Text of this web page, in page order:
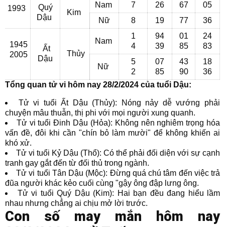
1993
Quý
Dậu
Kim
Nam 7 26 67
05
Nữ
8 19 77 36
1945
2005
Ất
Dậu
Thủy
Nam
1
4
94
39
01
85
24
83
Nữ
5
2
07
85
43
90
18
36
Tổng quan tử vi hôm nay 28/2/2024 của tuổi Dậu:
Tử vi tuổi Ất Dậu (Thủy): Nóng nảy dễ vướng phải
chuyện mâu thuẫn, thị phi với mọi người xung quanh.
Tử vi tuổi Đinh Dậu (Hỏa): Không nên nghiêm trọng hóa
vấn đề, đôi khi cần "chín bỏ làm mười" để không khiến ai
khó xử.
Tử vi tuổi Kỷ Dậu (Thổ): Có thể phải đối diện với sự cạnh
tranh gay gắt đến từ đối thủ trong ngành.
Tử vi tuổi Tân Dậu (Mộc): Đừng quá chú tâm đến việc trả
đũa người khác kẻo cuối cùng "gậy ông đập lưng ông.
Tử vi tuổi Quý Dậu (Kim): Hai bạn đều đang hiểu lầm
nhau nhưng chẳng ai chịu mở lời trước.
Con số may mắn hôm nay